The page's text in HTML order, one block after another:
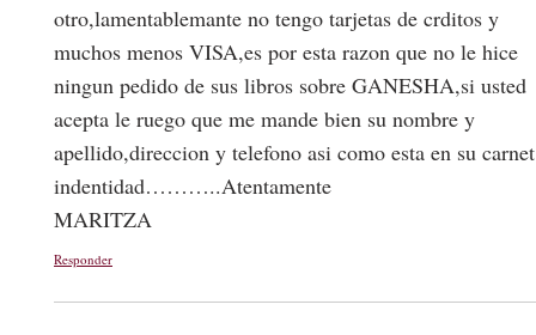
otro,lamentablemante no tengo tarjetas de crditos y
muchos menos VISA,es por esta razon que no le hice
ningun pedido de sus libros sobre GANESHA,si usted
acepta le ruego que me mande bien su nombre y
apellido,direccion y telefono asi como esta en su
indentidad………..Atentamente
MARITZA
Responder